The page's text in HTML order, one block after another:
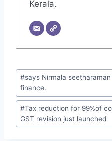
Kerala.
#says Nirmala
finance.
#Tax reduction for 99%of
GST revision just launched